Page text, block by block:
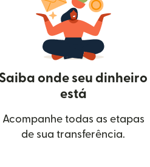
Saiba onde seu dinheiro
está
Acompanhe todas as etapas
de sua transferência.